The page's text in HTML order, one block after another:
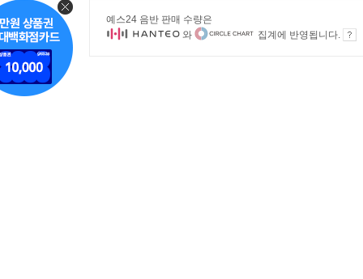
예스24 음반 판매 수량은
와
집계에 반영됩니다.